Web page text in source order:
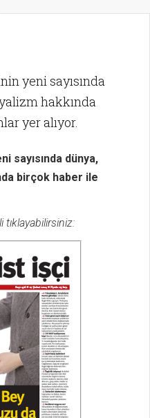
yeni sayısında
hakkında
yer alıyor.
sayısında dünya,
birçok haber ile